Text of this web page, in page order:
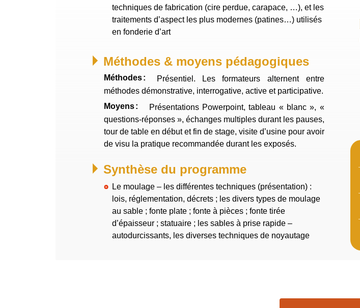
techniques de fabrication (cire perdue, carapace, …), et les
traitements d’aspect les plus modernes (patines…) utilisés
en fonderie d’art
Méthodes & moyens pédagogiques
Méthodes
Présentiel. Les formateurs alternent entre
méthodes démonstrative, interrogative, active et participative.
Moyens
Présentations Powerpoint, tableau « blanc », «
questions-réponses », échanges multiples durant les pauses,
tour de table en début et fin de stage, visite d’usine pour avoir
de visu la pratique recommandée durant les exposés.
Synthèse du programme
Le moulage – les différentes techniques (présentation) :
lois, réglementation, décrets ; les divers types de moulage
au sable ; fonte plate ; fonte à pièces ; fonte tirée
d’épaisseur ; statuaire ; les sables à prise rapide –
autodurcissants, les diverses techniques de noyautage